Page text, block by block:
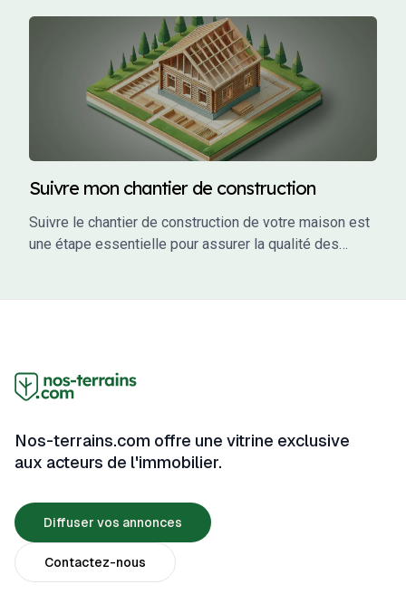
commercial, ou un investissement locatif, le bon
constructeur peut faire la différence entre un projet
réussi et un cauchemar.
Suivre mon chantier de construction
Suivre le chantier de construction de votre maison est
une étape essentielle pour assurer la qualité des
pratiques, des outils et des informations pour garantir
que votre projet se déroule sans accroc.
Nos-terrains.com offre une vitrine exclusive
aux acteurs de l'immobilier.
Diffuser vos annonces
Contactez-nous